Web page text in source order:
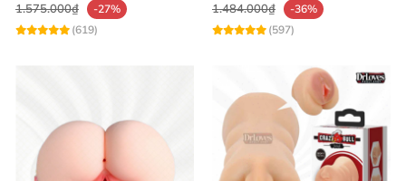
1.575.000₫
-27%
(619)
1.484.000₫
-36%
(597)